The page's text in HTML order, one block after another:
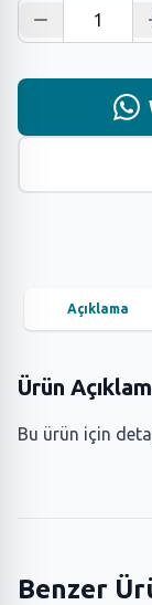
Açıklama
Ürün
Bu ürün için
Benzer